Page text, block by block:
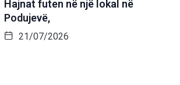
Hajnat futen në një lokal në
Podujevë,
21/07/2026